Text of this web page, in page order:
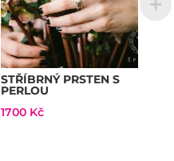
STŘÍBRNÝ PRSTEN S
PERLOU
1700 Kč